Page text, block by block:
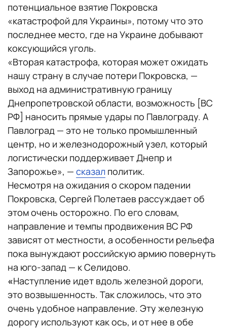
потенциальное взятие Покровска
«катастрофой для Украины», потому что это
последнее место, где на Украине добывают
коксующийся уголь.
«Вторая катастрофа, которая может ожидать
нашу страну в случае потери Покровска, —
выход на административную границу
Днепропетровской области, возможность [ВС
РФ] наносить прямые удары по Павлограду. А
Павлоград — это не только промышленный
центр, но и железнодорожный узел, который
логистически поддерживает Днепр и
Запорожье», — сказал политик.
Несмотря на ожидания о скором падении
Покровска, Сергей Полетаев рассуждает об
этом очень осторожно. По его словам,
направление и темпы продвижения ВС РФ
зависят от местности, а особенности рельефа
пока вынуждают российскую армию повернуть
на юго-запад — к Селидово.
«Наступление идет вдоль железной дороги,
это возвышенность. Так сложилось, что это
очень удобное направление. Эту железную
дорогу используют как ось, и от нее в обе